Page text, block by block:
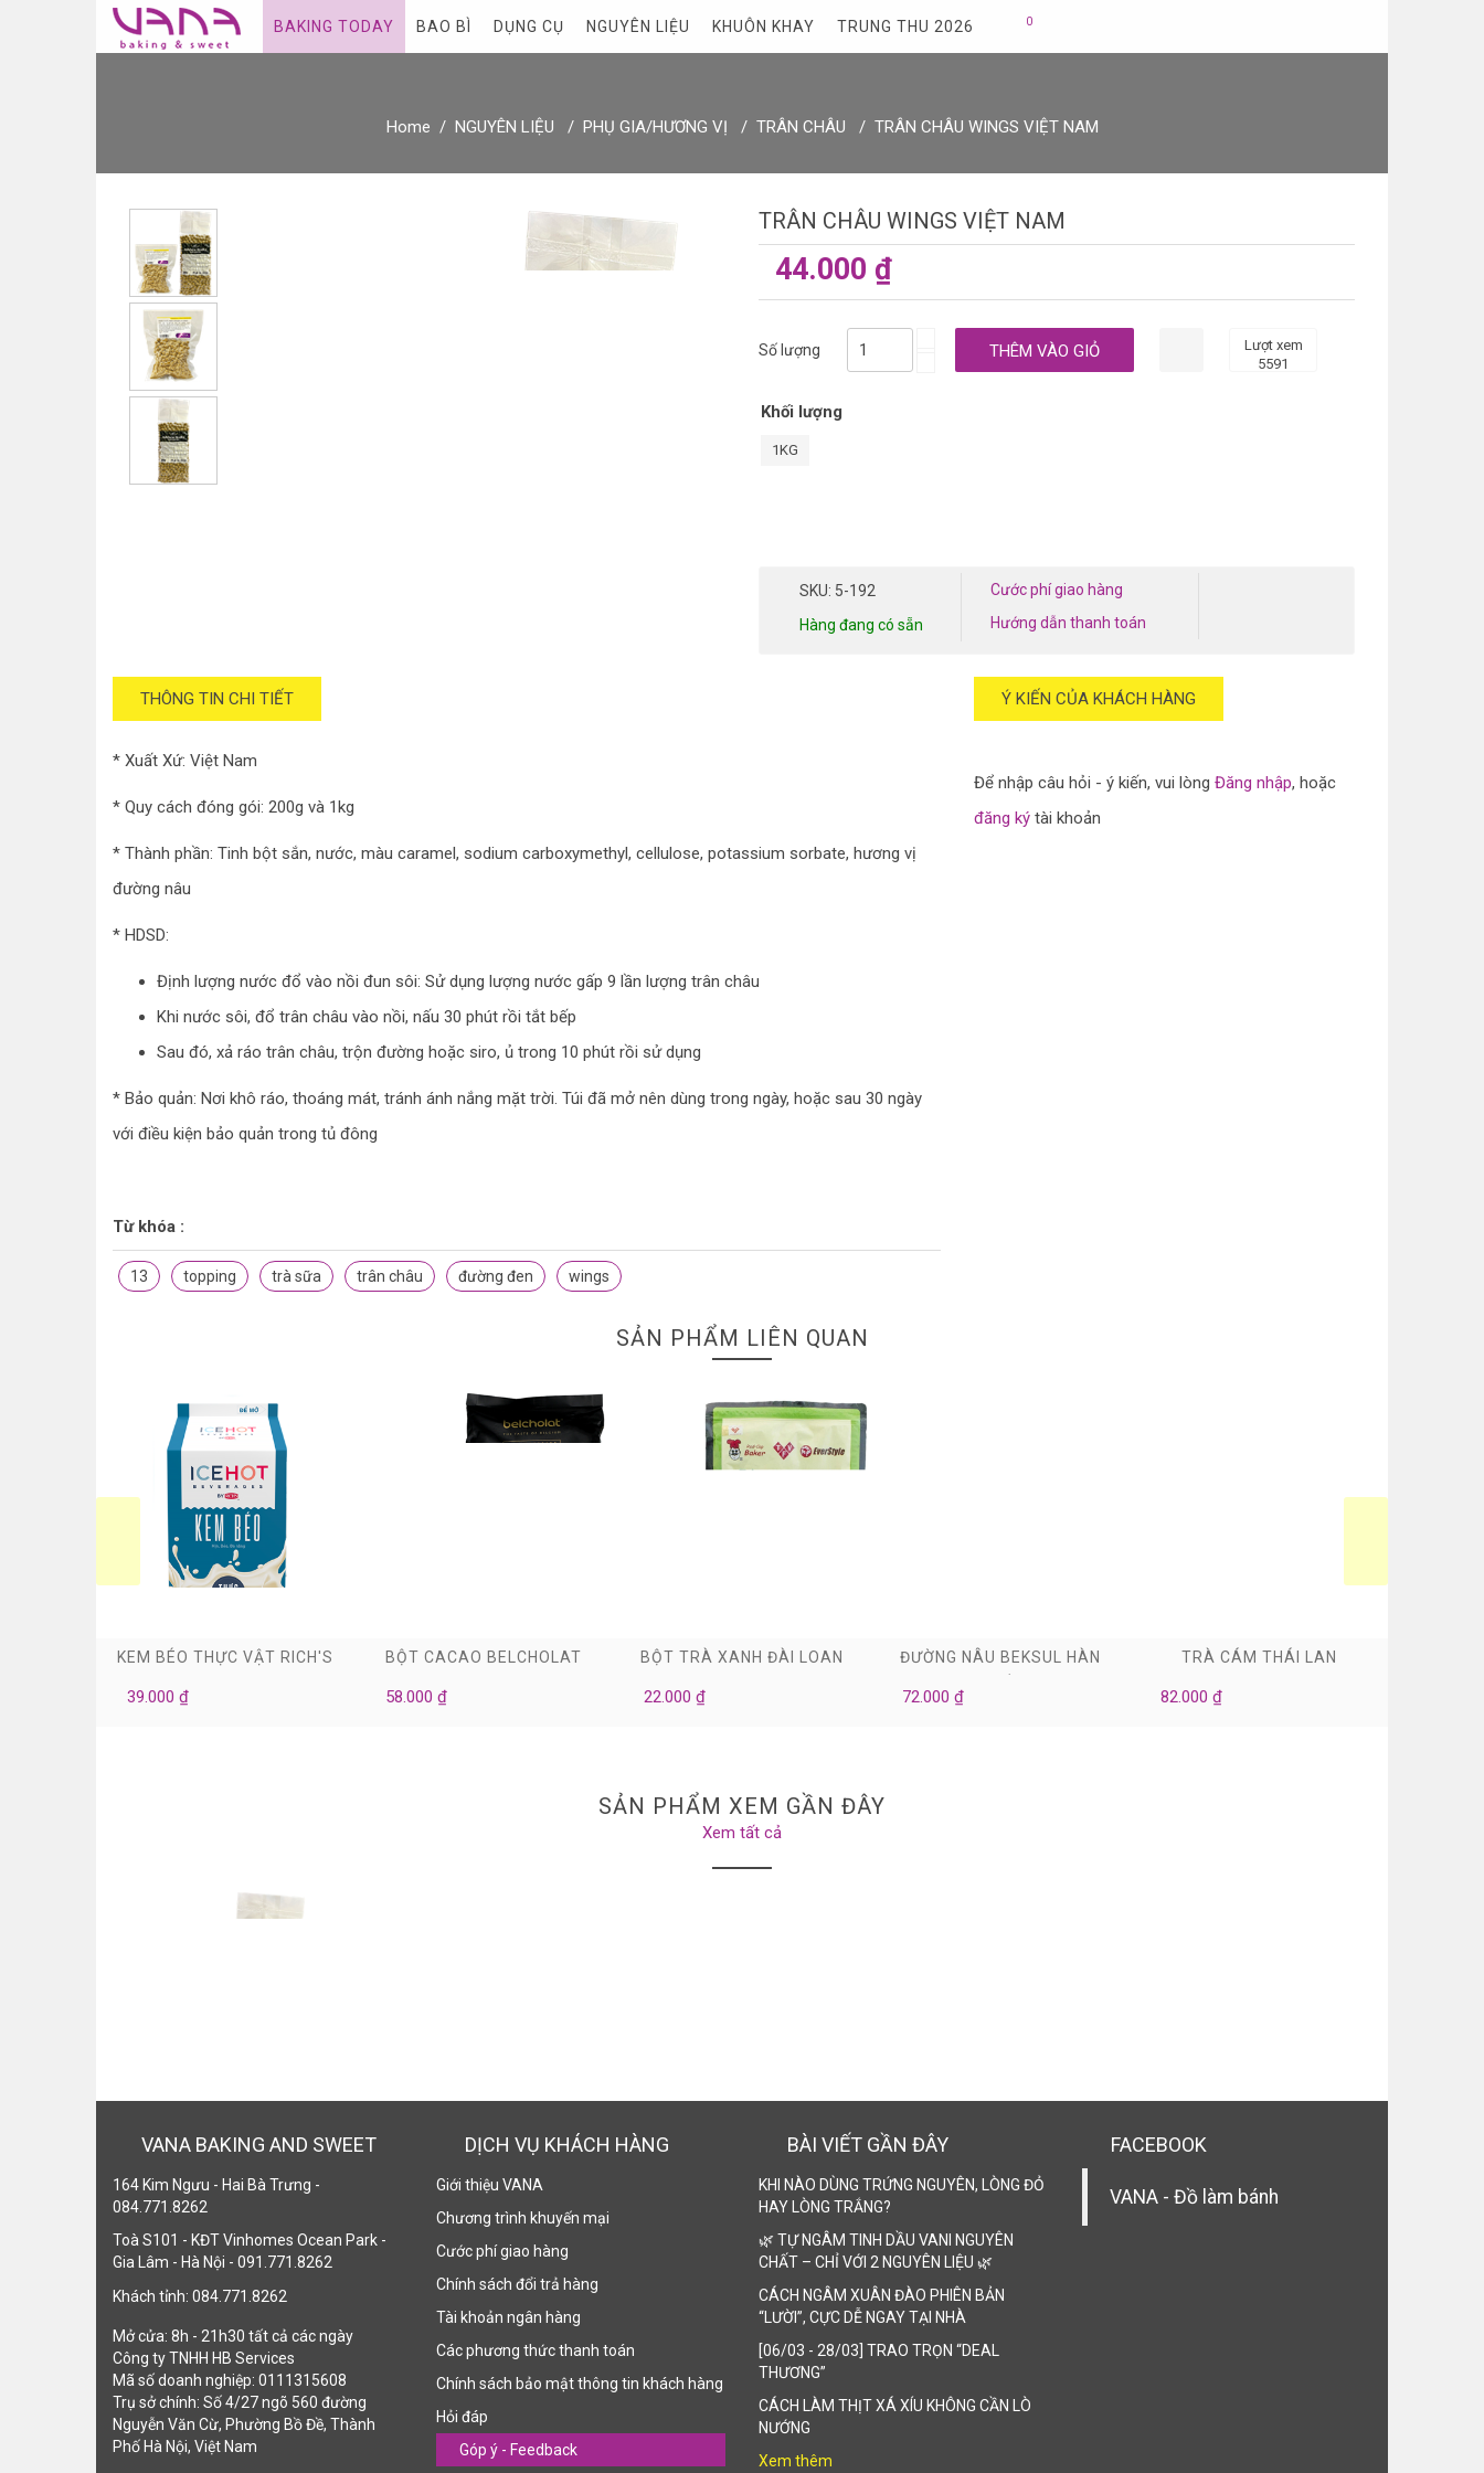
BAKING TODAY BAO BÌ DỤNG CỤ NGUYÊN LIỆU KHUÔN KHAY TRUNG THU 2026 0
Home NGUYÊN LIỆU PHỤ GIA/HƯƠNG VỊ TRÂN CHÂU TRÂN CHÂU WINGS VIỆT NAM
TRÂN CHÂU WINGS VIỆT NAM
44.000 ₫
Số lượng
Lượt xem
5591
Khối lượng
1KG
SKU: 5-192
Hàng đang có sẵn
Cước phí giao hàng
Hướng dẫn thanh toán
THÔNG TIN CHI TIẾT
* Xuất Xứ: Việt Nam
* Quy cách đóng gói: 200g và 1kg
* Thành phần: Tinh bột sắn, nước, màu caramel, sodium carboxymethyl, cellulose, potassium sorbate, hương vị
đường nâu
* HDSD:
Định lượng nước đổ vào nồi đun sôi: Sử dụng lượng nước gấp 9 lần lượng trân châu
Khi nước sôi, đổ trân châu vào nồi, nấu 30 phút rồi tắt bếp
Sau đó, xả ráo trân châu, trộn đường hoặc siro, ủ trong 10 phút rồi sử dụng
* Bảo quản: Nơi khô ráo, thoáng mát, tránh ánh nắng mặt trời. Túi đã mở nên dùng trong ngày, hoặc sau 30 ngày
với điều kiện bảo quản trong tủ đông
Từ khóa :
13 topping trà sữa trân châu đường đen wings
Ý KIẾN CỦA KHÁCH HÀNG
Để nhập câu hỏi - ý kiến, vui lòng Đăng nhập, hoặc
đăng ký tài khoản
SẢN PHẨM LIÊN QUAN
KEM BÉO THỰC VẬT RICH'S
39.000 ₫
BỘT CACAO BELCHOLAT
58.000 ₫
BỘT TRÀ XANH ĐÀI LOAN
22.000 ₫
ĐƯỜNG NÂU BEKSUL HÀN
72.000 ₫
TRÀ CÁM THÁI LAN
82.000 ₫
SẢN PHẨM XEM GẦN ĐÂY
Xem tất cả
VANA BAKING AND SWEET
164 Kim Ngưu - Hai Bà Trưng -
084.771.8262
Toà S101 - KĐT Vinhomes Ocean Park -
Gia Lâm - Hà Nội - 091.771.8262
Khách tỉnh: 084.771.8262
Mở cửa: 8h - 21h30 tất cả các ngày
Công ty TNHH HB Services
Mã số doanh nghiệp: 0111315608
Trụ sở chính: Số 4/27 ngõ 560 đường
Nguyễn Văn Cừ, Phường Bồ Đề, Thành
Phố Hà Nội, Việt Nam
DỊCH VỤ KHÁCH HÀNG
Giới thiệu VANA
Chương trình khuyến mại
Cước phí giao hàng
Chính sách đổi trả hàng
Tài khoản ngân hàng
Các phương thức thanh toán
Chính sách bảo mật thông tin khách hàng
Hỏi đáp
Góp ý - Feedback
BÀI VIẾT GẦN ĐÂY
KHI NÀO DÙNG TRỨNG NGUYÊN, LÒNG ĐỎ
HAY LÒNG TRẮNG?
🌿 TỰ NGÂM TINH DẦU VANI NGUYÊN
CHẤT – CHỈ VỚI 2 NGUYÊN LIỆU 🌿
CÁCH NGÂM XUÂN ĐÀO PHIÊN BẢN
“LƯỜI”, CỰC DỄ NGAY TẠI NHÀ
[06/03 - 28/03] TRAO TRỌN “DEAL
THƯƠNG”
CÁCH LÀM THỊT XÁ XÍU KHÔNG CẦN LÒ
NƯỚNG
Xem thêm
FACEBOOK
VANA - Đồ làm bánh